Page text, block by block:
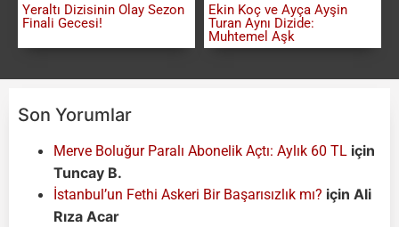
Yeraltı Dizisinin Olay Sezon
Finali Gecesi!
Ekin Koç ve Ayça Ayşin
Turan Aynı Dizide:
Muhtemel Aşk
Son Yorumlar
Merve Boluğur Paralı Abonelik Açtı: Aylık 60 TL için
Tuncay B.
İstanbul’un Fethi Askeri Bir Başarısızlık mı? için Ali
Rıza Acar